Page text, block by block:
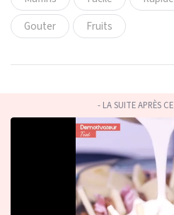
Gouter
Fruits
- LA SUITE APRÈS